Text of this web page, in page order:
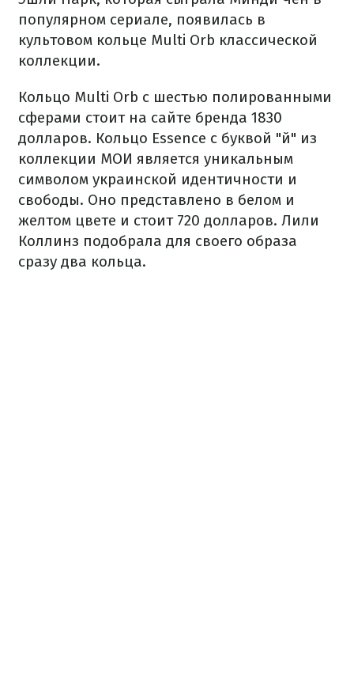
популярном сериале, появилась в
культовом кольце Multi Orb классической
коллекции.
Кольцо Multi Orb с шестью полированными
сферами стоит на сайте бренда 1830
долларов. Кольцо Essence с буквой "й" из
коллекции МОИ является уникальным
символом украинской идентичности и
свободы. Оно представлено в белом и
желтом цвете и стоит 720 долларов. Лили
Коллинз подобрала для своего образа
сразу два кольца.